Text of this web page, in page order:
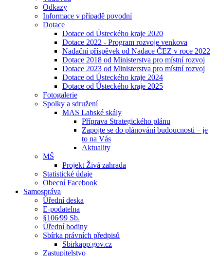
Odkazy
Informace v případě povodní
Dotace
Dotace od Ústeckého kraje 2020
Dotace 2022 - Program rozvoje venkova
Nadační příspěvek od Nadace ČEZ v roce 2022
Dotace 2018 od Ministerstva pro místní rozvoj
Dotace 2023 od Ministerstva pro místní rozvoj
Dotace od Ústeckého kraje 2024
Dotace od Ústeckého kraje 2025
Fotogalerie
Spolky a sdružení
MAS Labské skály
Příprava Strategického plánu
Zapojte se do plánování budoucnosti – je
to na Vás
Aktuality
MŠ
Projekt Živá zahrada
Statistické údaje
Obecní Facebook
Samospráva
Úřední deska
E-podatelna
§106⁄99 Sb.
Úřední hodiny
Sbírka právních předpisů
Sbirkapp.gov.cz
Zastupitelstvo